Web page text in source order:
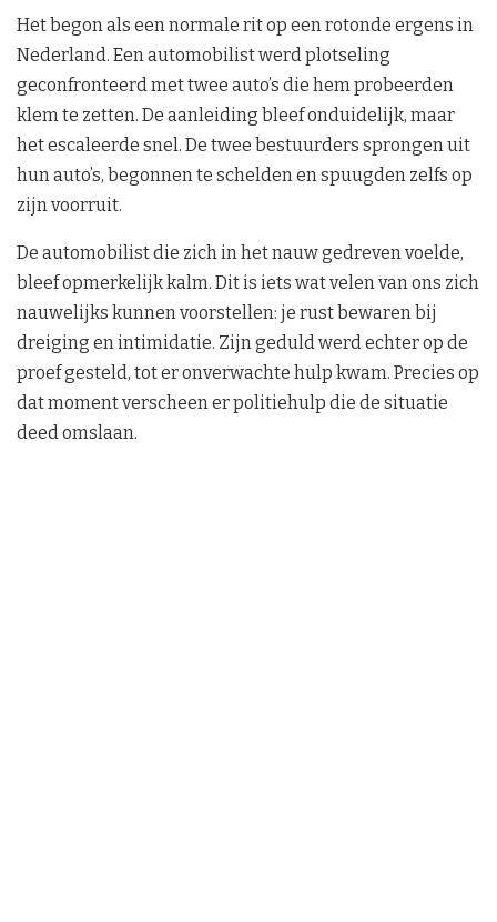
Het begon als een normale rit op een rotonde ergens in
Nederland. Een automobilist werd plotseling
geconfronteerd met twee auto’s die hem probeerden
klem te zetten. De aanleiding bleef onduidelijk, maar
het escaleerde snel. De twee bestuurders sprongen uit
hun auto’s, begonnen te schelden en spuugden zelfs op
zijn voorruit.
De automobilist die zich in het nauw gedreven voelde,
bleef opmerkelijk kalm. Dit is iets wat velen van ons zich
nauwelijks kunnen voorstellen: je rust bewaren bij
dreiging en intimidatie. Zijn geduld werd echter op de
proef gesteld, tot er onverwachte hulp kwam. Precies op
dat moment verscheen er politiehulp die de situatie
deed omslaan.